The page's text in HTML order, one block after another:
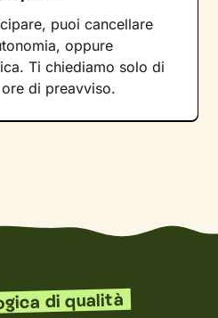
puoi cancellare
oppure
Ti chiediamo solo di
di preavviso.
di qualità